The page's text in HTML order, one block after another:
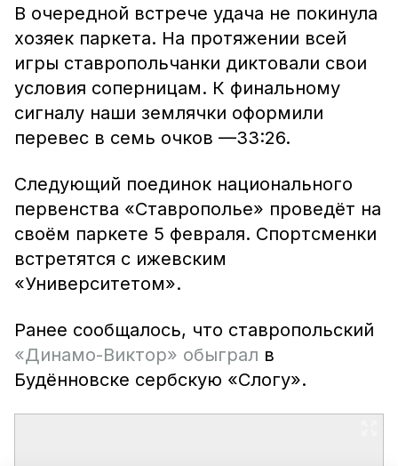
В очередной встрече удача не покинула
хозяек паркета. На протяжении всей
игры ставропольчанки диктовали свои
условия соперницам. К финальному
сигналу наши землячки оформили
перевес в семь очков —33:26.
Следующий поединок национального
первенства «Ставрополье» проведёт на
своём паркете 5 февраля. Спортсменки
встретятся с ижевским
«Университетом».
Ранее сообщалось, что ставропольский
«Динамо-Виктор» обыграл в
Будённовске сербскую «Слогу».